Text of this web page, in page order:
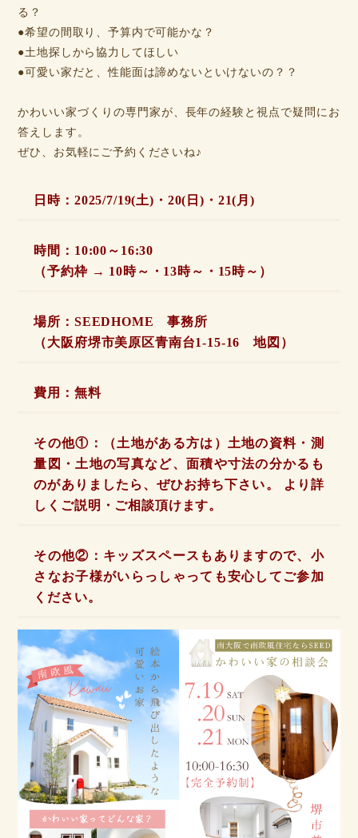
る？
●希望の間取り、予算内で可能かな？
●土地探しから協力してほしい
●可愛い家だと、性能面は諦めないといけないの？？
かわいい家づくりの専門家が、長年の経験と視点で疑問にお
答えします。
ぜひ、お気軽にご予約くださいね♪
日時：2025/7/19(土)・20(日)・21(月)
時間：10:00～16:30
（予約枠 → 10時～・13時～・15時～）
場所：SEEDHOME 事務所
（大阪府堺市美原区青南台1-15-16地図 ）
費用：無料
その他①：（土地がある方は）土地の資料・測
量図・土地の写真など、面積や寸法の分かるも
のがありましたら、ぜひお持ち下さい。 より詳
しくご説明・ご相談頂けます。
その他②：キッズスペースもありますので、小
さなお子様がいらっしゃっても安心してご参加
ください。